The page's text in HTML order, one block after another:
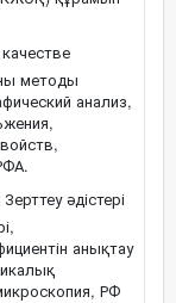
методы
анализ,
Зерттеу әдістері
анықтау
РФ